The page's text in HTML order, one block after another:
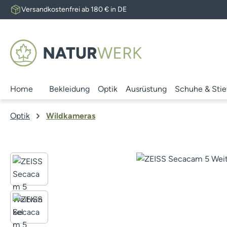
Hauptinhalt springen
Zur Suche springen
Zur Hauptnavigation springen
Versandkostenfrei ab 180 € in DE
Home Bekleidung Optik Ausrüstung Schuhe &
Optik Wildkameras
Bildergalerie überspringen